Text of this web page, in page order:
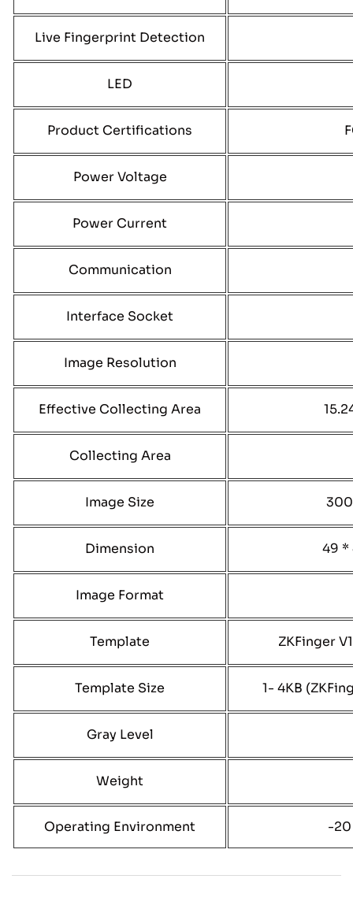
Live Fingerprint Detection
LED
Product Certifications
Power Voltage
Power Current
Communication
Interface Socket
Image Resolution
Effective Collecting Area
Collecting Area
Image Size
Dimension 49 *
Image Format
Template ZKFinger
Template Size 1- 4KB
Gray Level
Weight
Operating Environment -20